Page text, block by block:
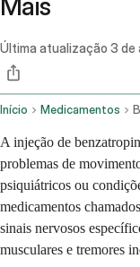
Mais
Última atualização 3 de
Início Medicamentos
A injeção de
problemas de
psiquiátricos ou
medicamentos
sinais nervosos
musculares e tremores